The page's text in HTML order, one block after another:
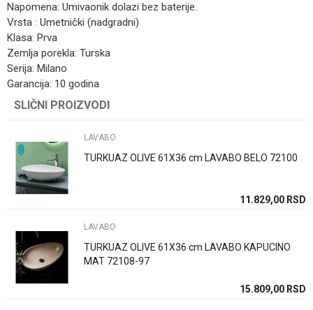
Napomena: Umivaonik dolazi bez baterije.
Vrsta : Umetnički (nadgradni)
Klasa: Prva
Zemlja porekla: Turska
Serija: Milano
Garancija: 10 godina
Ime/Nadimak
Email
Kategorija
Način ugradnje/Tip Nadgradna/i
Dimenzija
SLIČNI PROIZVODI
LAVABO
TURKUAZ OLIVE 61X36 cm LAVABO BELO 72100
11.829,00 RSD
LAVABO
TURKUAZ OLIVE 61X36 cm LAVABO KAPUCINO
MAT 72108-97
15.809,00 RSD